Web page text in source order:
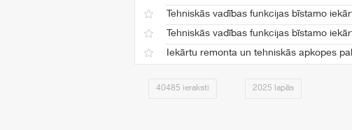
Tehniskās vadības funkcijas bīstamo
Tehniskās vadības funkcijas bīstamo
Iekārtu remonta un tehniskās apkopes
40485 ieraksti 2025 lapās